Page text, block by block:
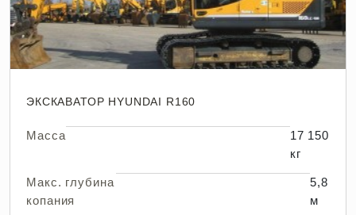
ЭКСКАВАТОР HYUNDAI R160
Масса
17 150
кг
Макс. глубина
копания
5,8
м